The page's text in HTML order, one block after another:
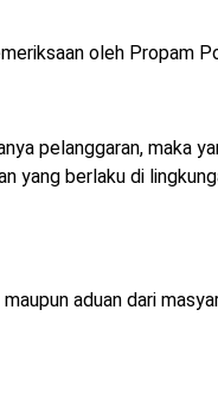
oleh Propam
pelanggaran, maka
yang berlaku di
aduan dari